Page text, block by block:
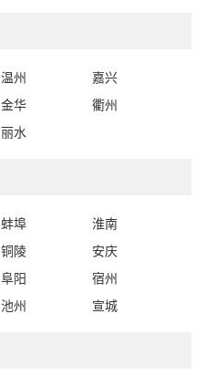
温州
嘉兴
金华
衢州
丽水
蚌埠
淮南
铜陵
安庆
阜阳
宿州
池州 宣城